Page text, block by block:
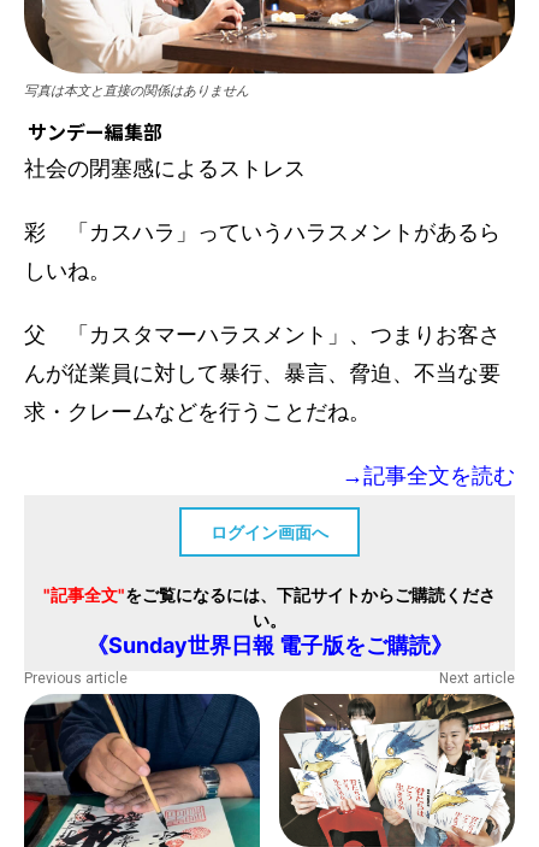
写真は本文と直接の関係はありません
サンデー編集部
社会の閉塞感によるストレス
彩 「カスハラ」っていうハラスメントがあるら
しいね。
父 「カスタマーハラスメント」、つまりお客さ
んが従業員に対して暴行、暴言、脅迫、不当な要
求・クレームなどを行うことだね。
→記事全文を読む
ログイン画面へ
"記事全文"をご覧になるには、下記サイトからご購読くださ
い。
《Sunday世界日報 電子版をご購読》
Previous article Next article